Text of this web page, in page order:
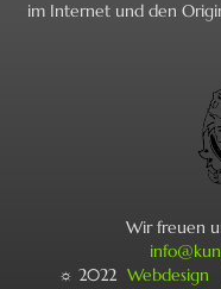
im Internet und den
Wir freuen
☼ 2022 Webdesign